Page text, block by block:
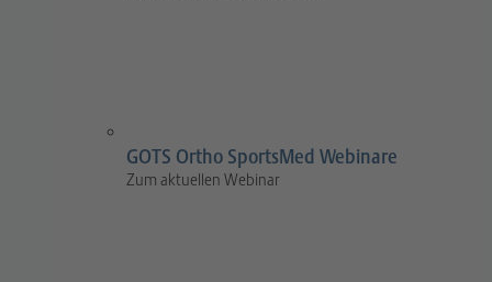
GOTS Ortho SportsMed Webinare
Zum aktuellen Webinar